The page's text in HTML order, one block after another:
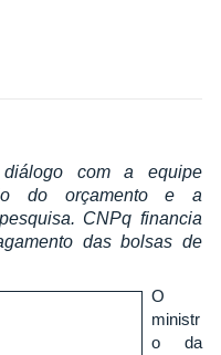
com a equipe
do orçamento e a
CNPq financia
das bolsas de
O
ministr
o da